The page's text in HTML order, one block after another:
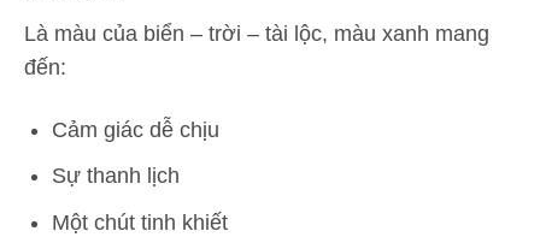
Là màu của biển – trời – tài lộc, màu xanh mang
đến:
Cảm giác dễ chịu
Sự thanh lịch
Một chút tinh khiết